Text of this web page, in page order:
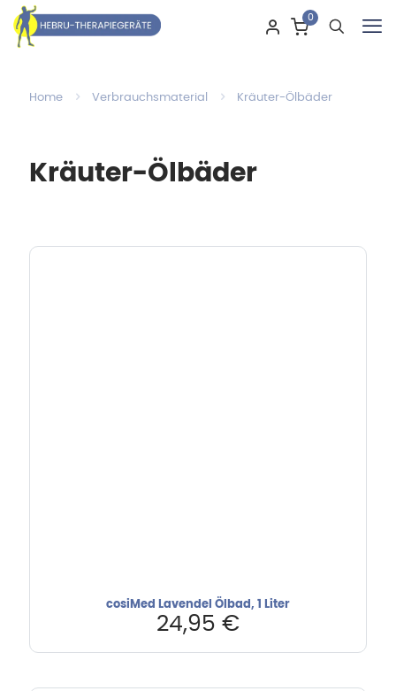
0
Home Verbrauchsmaterial Kräuter-Ölbäder
Kräuter-Ölbäder
cosiMed Lavendel Ölbad, 1 Liter
24,95 €